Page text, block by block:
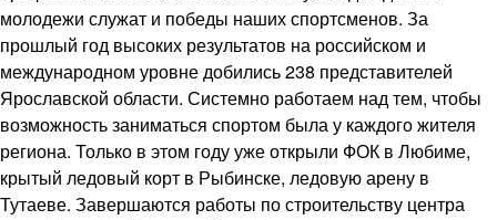
молодежи служат и победы наших спортсменов. За
прошлый год высоких результатов на российском и
международном уровне добились 238 представителей
Ярославской области. Системно работаем над тем, чтобы
возможность заниматься спортом была у каждого жителя
региона. Только в этом году уже открыли ФОК в Любиме,
крытый ледовый корт в Рыбинске, ледовую арену в
Тутаеве. Завершаются работы по строительству центра